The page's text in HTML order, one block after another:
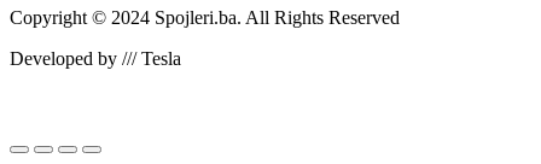
Copyright © 2024 Spojleri.ba. All Rights Reserved
Developed by /// Tesla